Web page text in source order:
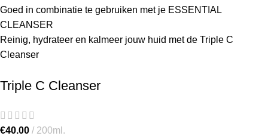
Goed in combinatie te gebruiken met je ESSENTIAL
CLEANSER
Reinig, hydrateer en kalmeer jouw huid met de Triple C
Cleanser
Triple C Cleanser
€40.00
200ml.